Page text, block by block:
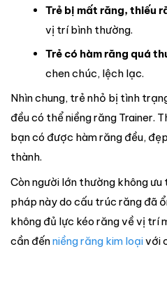
Trẻ bị mất răng, thiếu
vị trí bình thường.
Trẻ có hàm răng quá
chen chúc, lệch lạc.
Nhìn chung, trẻ nhỏ bị tình
đều có thể niềng răng Trainer.
bạn có được hàm răng đều,
thành.
Còn người lớn thường không
pháp này do cấu trúc răng đã
không đủ lực kéo răng về vị trí
cần đếnniềng răng kim loạivới